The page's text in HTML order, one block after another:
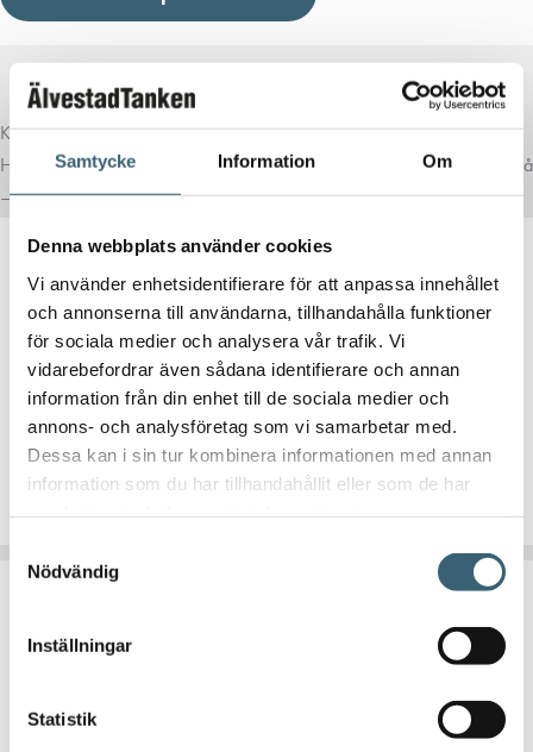
Samtycke Information Om
Denna webbplats använder cookies
Vi använder enhetsidentifierare för att anpassa innehållet
och annonserna till användarna, tillhandahålla funktioner
för sociala medier och analysera vår trafik. Vi
vidarebefordrar även sådana identifierare och annan
information från din enhet till de sociala medier och
annons- och analysföretag som vi samarbetar med.
Dessa kan i sin tur kombinera informationen med annan
information som du har tillhandahållit eller som de har
Nödvändig
Inställningar
Statistik
Komplettera med rätt tillval
Här har vi samlat produkter som ofta passar bra ihop med det du tittar på
– för en mer komplett lösning.
CAMLOCK KOPPLINGAR
Agroflex LD spiralsugslang
37kr
Köp nu!
CAMLOCK KOPPLINGAR